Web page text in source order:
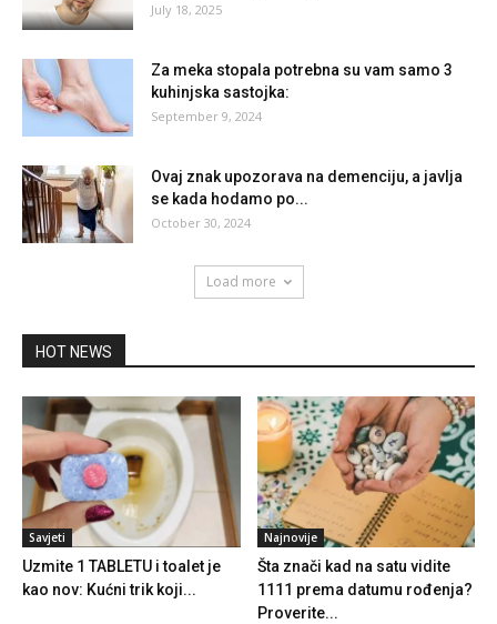
July 18, 2025
Za meka stopala potrebna su vam samo 3
kuhinjska sastojka:
September 9, 2024
Ovaj znak upozorava na demenciju, a javlja
se kada hodamo po...
October 30, 2024
Load more
HOT NEWS
Savjeti
Uzmite 1 TABLETU i toalet je
kao nov: Kućni trik koji...
Najnovije
Šta znači kad na satu vidite
1111 prema datumu rođenja?
Proverite...